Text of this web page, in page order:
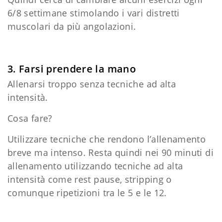
6/8 settimane stimolando i vari distretti
muscolari da più angolazioni.
3. Farsi prendere la mano
Allenarsi troppo senza tecniche ad alta
intensità.
Cosa fare?
Utilizzare tecniche che rendono l’allenamento
breve ma intenso. Resta quindi nei 90 minuti di
allenamento utilizzando tecniche ad alta
intensità come rest pause, stripping o
comunque ripetizioni tra le 5 e le 12.